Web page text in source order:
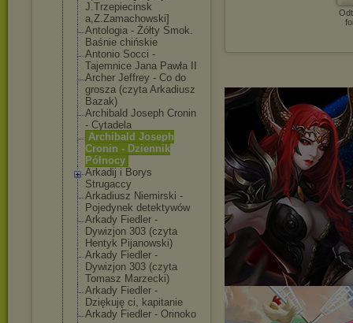
J.Trzepiecinsk
a,Z.Zamachowski]
Antologia - Żółty Smok.
Baśnie chińskie
Antonio Socci -
Tajemnice Jana Pawła II
Archer Jeffrey - Co do
grosza (czyta Arkadiusz
Bazak)
Archibald Joseph Cronin
- Cytadela
Archibald Joseph
Cronin - Dziennik
Północy
Arkadij i Borys
Strugaccy
Arkadiusz Niemirski -
Pojedynek detektywów
Arkady Fiedler -
Dywizjon 303 (czyta
Hentyk Pijanowski)
Arkady Fiedler -
Dywizjon 303 (czyta
Tomasz Marzecki)
Arkady Fiedler -
Dziękuję ci, kapitanie
Arkady Fiedler - Orinoko